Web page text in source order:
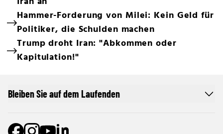
Hammer-Forderung von Milei: Kein Geld für
Politiker, die Schulden machen
Trump droht Iran: "Abkommen oder
Kapitulation!"
Bleiben Sie auf dem Laufenden